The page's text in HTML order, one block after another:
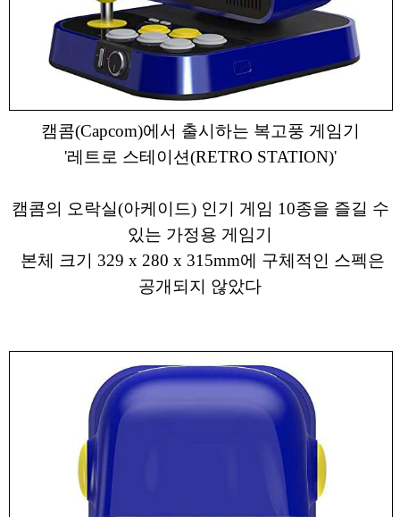
캠콤(Capcom)에서 출시하는 복고풍 게임기
'레트로 스테이션(RETRO STATION)'
캠콤의 오락실(아케이드) 인기 게임 10종을 즐길 수
있는 가정용 게임기
본체 크기 329 x 280 x 315mm에 구체적인 스펙은
공개되지 않았다